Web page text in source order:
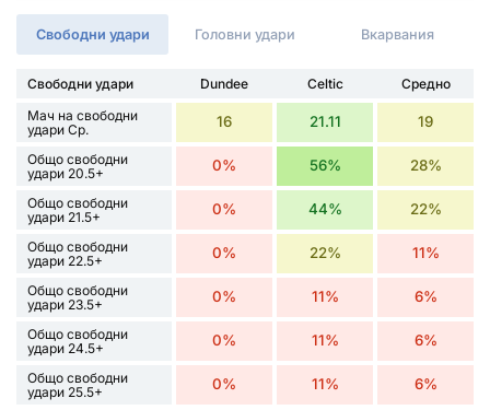
Свободни удари Головни удари Вкарвания
Свободни удари Dundee Celtic
Средно
Мач на свободни
удари Ср.
16 21.11 19
Общо свободни
удари 20.5+
0% 56% 28%
Общо свободни
удари 21.5+
0% 44% 22%
Общо свободни
удари 22.5+
0% 22% 11%
Общо свободни
удари 23.5+
0% 11% 6%
Общо свободни
удари 24.5+
0% 11% 6%
Общо свободни
удари 25.5+
0% 11% 6%